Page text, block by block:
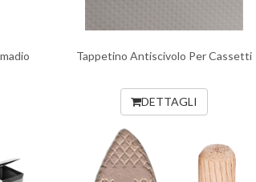
Tappetino Antiscivolo Per Cassetti
DETTAGLI